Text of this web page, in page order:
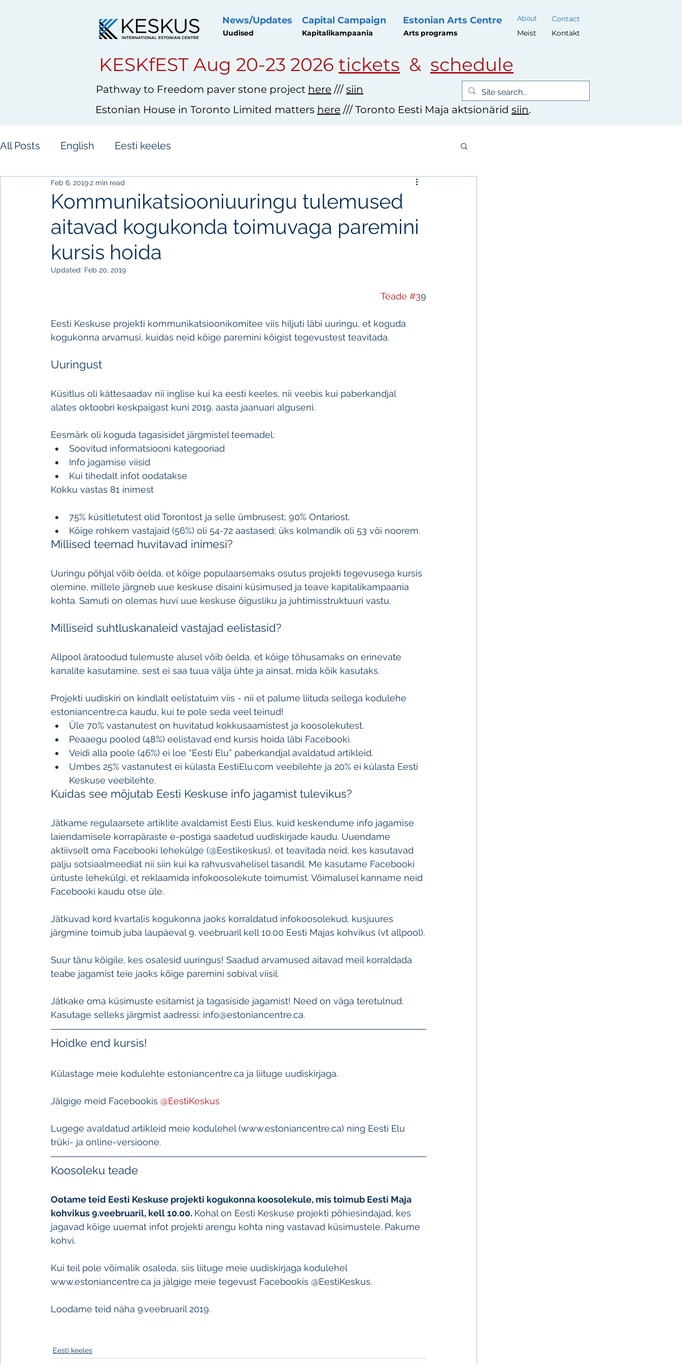
News/Updates
Uudised
Capital Campaign
Kapitalikampaania
Estonian Arts Centre
Arts programs
About
Meist
Contact
Kontakt
KESKfEST Aug 20-23 2026 tickets & schedule
Pathway to Freedom paver stone project here /// siin
Estonian House in Toronto Limited matters here /// Toronto Eesti Maja aktsionärid siin.
All Posts English Eesti keeles
Kommunikatsiooniuuringu tulemused
aitavad kogukonda toimuvaga paremini
kursis hoida
Feb 6, 20192 min read
Updated: Feb 20, 2019
Teade #39
Eesti Keskuse projekti kommunikatsioonikomitee viis hiljuti läbi uuringu, et koguda
kogukonna arvamusi, kuidas neid kõige paremini kõigist tegevustest teavitada.
Uuringust
Küsitlus oli kättesaadav nii inglise kui ka eesti keeles, nii veebis kui paberkandjal
alates oktoobri keskpaigast kuni 2019. aasta jaanuari alguseni.
Eesmärk oli koguda tagasisidet järgmistel teemadel:
Soovitud informatsiooni kategooriad
Info jagamise viisid
Kui tihedalt infot oodatakse
Kokku vastas 81 inimest
75% küsitletutest olid Torontost ja selle ümbrusest; 90% Ontariost.
Kõige rohkem vastajaid (56%) oli 54-72 aastased; üks kolmandik oli 53 või noorem.
Millised teemad huvitavad inimesi?
Uuringu põhjal võib öelda, et kõige populaarsemaks osutus projekti tegevusega kursis
olemine, millele järgneb uue keskuse disaini küsimused ja teave kapitalikampaania
kohta. Samuti on olemas huvi uue keskuse õigusliku ja juhtimisstruktuuri vastu.
Milliseid suhtluskanaleid vastajad eelistasid?
Allpool äratoodud tulemuste alusel võib öelda, et kõige tõhusamaks on erinevate
kanalite kasutamine, sest ei saa tuua välja ühte ja ainsat, mida kõik kasutaks.
Projekti uudiskiri on kindlalt eelistatuim viis - nii et palume liituda sellega kodulehe
estoniancentre.ca kaudu, kui te pole seda veel teinud!
Üle 70% vastanutest on huvitatud kokkusaamistest ja koosolekutest.
Peaaegu pooled (48%) eelistavad end kursis hoida läbi Facebooki.
Veidi alla poole (46%) ei loe “Eesti Elu” paberkandjal avaldatud artikleid.
Umbes 25% vastanutest ei külasta EestiElu.com veebilehte ja 20% ei külasta Eesti
Keskuse veebilehte.
Kuidas see mõjutab Eesti Keskuse info jagamist tulevikus?
Jätkame regulaarsete artiklite avaldamist Eesti Elus, kuid keskendume info jagamise
laiendamisele korrapäraste e-postiga saadetud uudiskirjade kaudu. Uuendame
aktiivselt oma Facebooki lehekülge (@Eestikeskus), et teavitada neid, kes kasutavad
palju sotsiaalmeediat nii siin kui ka rahvusvahelisel tasandil. Me kasutame Facebooki
ürituste lehekülgi, et reklaamida infokoosolekute toimumist. Võimalusel kanname neid
Facebooki kaudu otse üle.
Jätkuvad kord kvartalis kogukonna jaoks korraldatud infokoosolekud, kusjuures
järgmine toimub juba laupäeval 9. veebruaril kell 10.00 Eesti Majas kohvikus (vt allpool).
Suur tänu kõigile, kes osalesid uuringus! Saadud arvamused aitavad meil korraldada
teabe jagamist teie jaoks kõige paremini sobival viisil.
Jätkake oma küsimuste esitamist ja tagasiside jagamist! Need on väga teretulnud.
Kasutage selleks järgmist aadressi: info@estoniancentre.ca.
Hoidke end kursis!
Külastage meie kodulehte estoniancentre.ca ja liituge uudiskirjaga.
Jälgige meid Facebookis @EestiKeskus
Lugege avaldatud artikleid meie kodulehel (www.estoniancentre.ca) ning Eesti Elu
trüki- ja online-versioone.
Koosoleku teade
Ootame teid Eesti Keskuse projekti kogukonna koosolekule, mis toimub Eesti Maja
kohvikus 9.veebruaril, kell 10.00. Kohal on Eesti Keskuse projekti põhiesindajad, kes
jagavad kõige uuemat infot projekti arengu kohta ning vastavad küsimustele. Pakume
kohvi.
Kui teil pole võimalik osaleda, siis liituge meie uudiskirjaga kodulehel
www.estoniancentre.ca ja jälgige meie tegevust Facebookis @EestiKeskus.
Loodame teid näha 9.veebruaril 2019.
Eesti keeles